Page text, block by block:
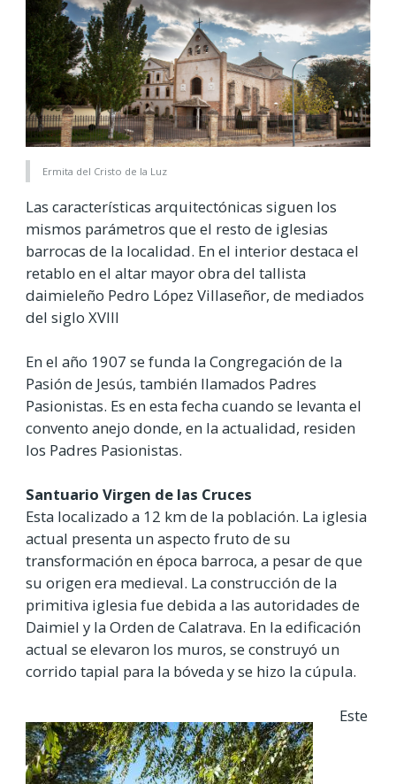
Ermita del Cristo de la Luz
Las características arquitectónicas siguen los
mismos parámetros que el resto de iglesias
barrocas de la localidad. En el interior destaca el
retablo en el altar mayor obra del tallista
daimieleño Pedro López Villaseñor, de mediados
del siglo XVIII
En el año 1907 se funda la Congregación de la
Pasión de Jesús, también llamados Padres
Pasionistas. Es en esta fecha cuando se levanta el
convento anejo donde, en la actualidad, residen
los Padres Pasionistas.
Santuario Virgen de las Cruces
Esta localizado a 12 km de la población. La iglesia
actual presenta un aspecto fruto de su
transformación en época barroca, a pesar de que
su origen era medieval. La construcción de la
primitiva iglesia fue debida a las autoridades de
Daimiel y la Orden de Calatrava. En la edificación
actual se elevaron los muros, se construyó un
corrido tapial para la bóveda y se hizo la cúpula.
Este